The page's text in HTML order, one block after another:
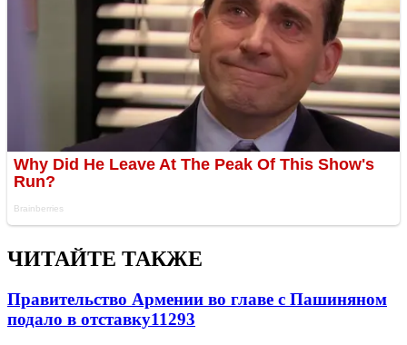
ЧИТАЙТЕ ТАКЖЕ
Правительство Армении во главе с Пашиняном
подало в отставку11293